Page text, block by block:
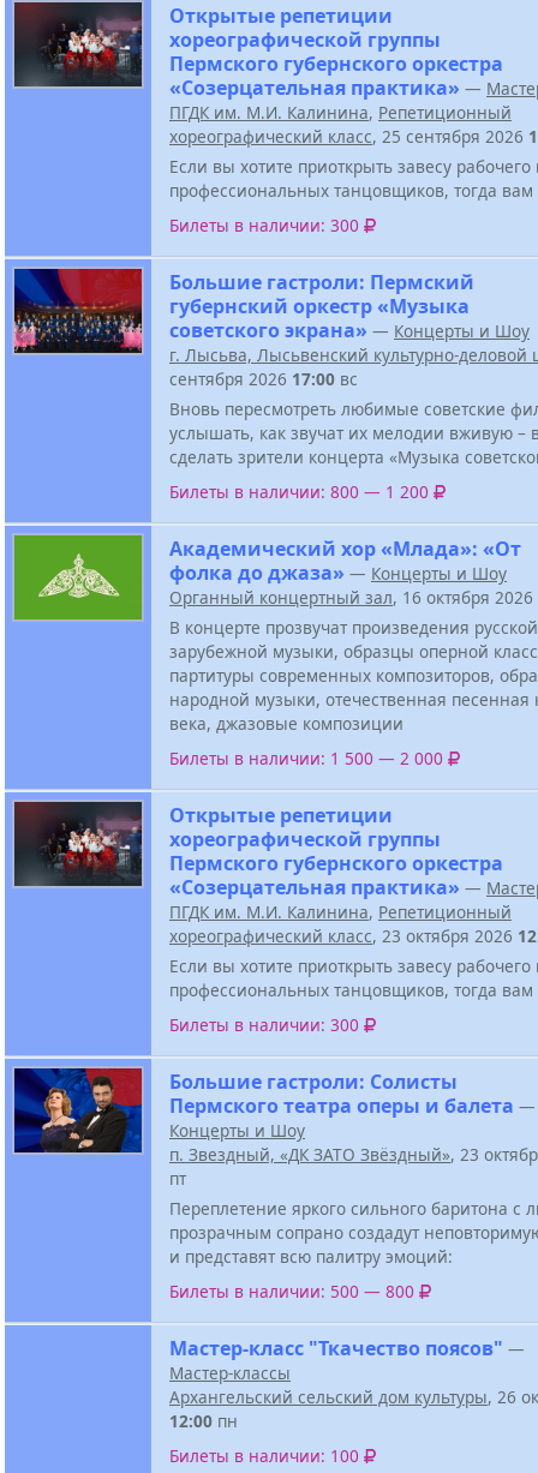
Открытые репетиции
хореографической группы
Пермского губернского оркестра
«Созерцательная практика» —
ПГДК им. М.И. Калинина, Репетиционный
хореографический класс, 25 сентября 2026
Если вы хотите приоткрыть завесу рабочего
профессиональных танцовщиков, тогда
Билеты в наличии: 300
Большие гастроли: Пермский
губернский оркестр «Музыка
советского экрана» — Концерты и Шоу
г. Лысьва, Лысьвенский культурно-деловой
сентября 2026 17:00 вс
Вновь пересмотреть любимые советские
услышать, как звучат их мелодии вживую –
сделать зрители концерта «Музыка
Билеты в наличии: 800 — 1 200
Академический хор «Млада»: «От
фолка до джаза» — Концерты и Шоу
Органный концертный зал, 16 октября 2026
В концерте прозвучат произведения
зарубежной музыки, образцы оперной
партитуры современных композиторов,
народной музыки, отечественная песенная
века, джазовые композиции
Билеты в наличии: 1 500 — 2 000
Открытые репетиции
хореографической группы
Пермского губернского оркестра
«Созерцательная практика» —
ПГДК им. М.И. Калинина, Репетиционный
хореографический класс, 23 октября 2026
Если вы хотите приоткрыть завесу рабочего
профессиональных танцовщиков, тогда
Билеты в наличии: 300
Большие гастроли: Солисты
Пермского театра оперы и балета —
Концерты и Шоу
п. Звездный, «ДК ЗАТО Звёздный», 23
пт
Переплетение яркого сильного баритона с
прозрачным сопрано создадут
и представят всю палитру эмоций:
Билеты в наличии: 500 — 800
Мастер-класс "Ткачество поясов" —
Мастер-классы
Архангельский сельский дом культуры, 26
12:00 пн
Билеты в наличии: 100